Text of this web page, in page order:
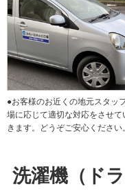
●お客様のお近くの地元スタッ
場に応じて適切な対応をさせて
きます。どうぞご安心ください
洗濯機（ド